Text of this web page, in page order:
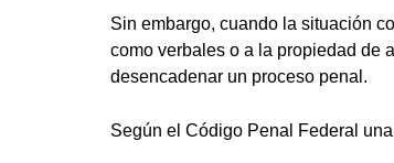
Sin embargo, cuando la situación
como verbales o a la propiedad de
desencadenar un proceso penal.
Según el Código Penal Federal